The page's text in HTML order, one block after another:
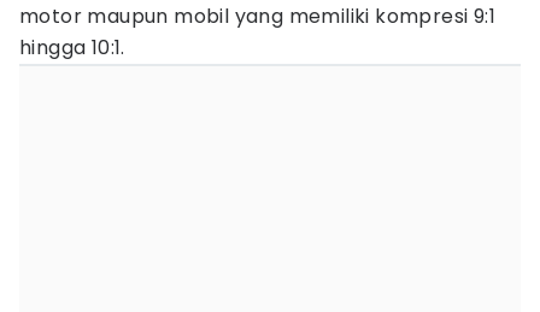
motor maupun mobil yang memiliki kompresi 9:1
hingga 10:1.